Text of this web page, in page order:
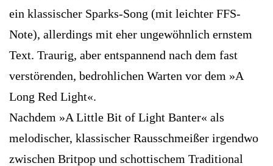
ein klassischer Sparks-Song (mit leichter FFS-
Note), allerdings mit eher ungewöhnlich ernstem
Text. Traurig, aber entspannend nach dem fast
verstörenden, bedrohlichen Warten vor dem »A
Long Red Light«.
Nachdem »A Little Bit of Light Banter« als
melodischer, klassischer Rausschmeißer irgendwo
zwischen Britpop und schottischem Traditional